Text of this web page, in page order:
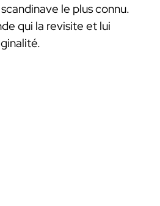
le plus connu.
qui la revisite et lui